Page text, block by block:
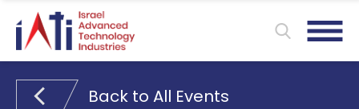
Back to All Events